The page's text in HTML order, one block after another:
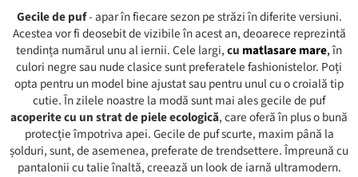
Gecile de puf- apar în fiecare sezon pe străzi în diferite versiuni.
Acestea vor fi deosebit de vizibile în acest an, deoarece reprezintă
tendința numărul unu al iernii. Cele largi,cu matlasare mare,în
culori negre sau nude clasice sunt preferatele fashionistelor. Poți
opta pentru un model bine ajustat sau pentru unul cu o croială tip
cutie. În zilele noastre la modă sunt mai ales gecile de puf
acoperite cu un strat de piele ecologică, care oferă în plus o bună
protecție împotriva apei. Gecile de puf scurte, maxim până la
șolduri, sunt, de asemenea, preferate de trendsettere. Împreună cu
pantalonii cu talie înaltă, creează un look de iarnă ultramodern.